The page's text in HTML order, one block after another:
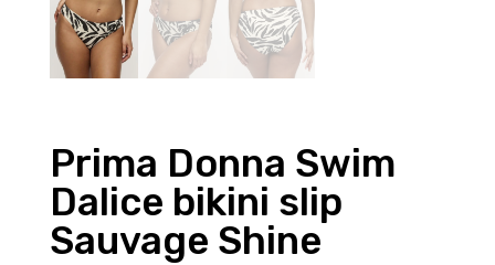
Prima Donna Swim
Dalice bikini slip
Sauvage Shine